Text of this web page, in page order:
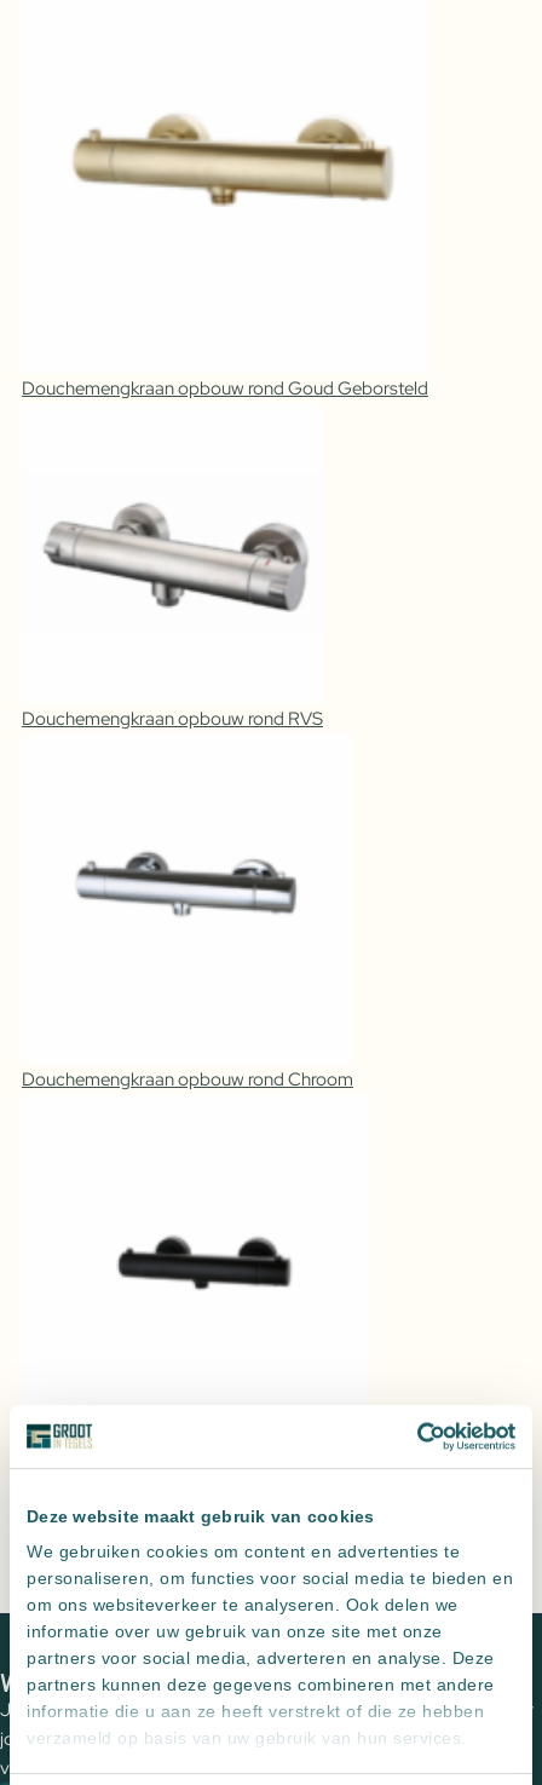
Deze website maakt gebruik van cookies
We gebruiken cookies om content en advertenties te
personaliseren, om functies voor social media te bieden en
om ons websiteverkeer te analyseren. Ook delen we
informatie over uw gebruik van onze site met onze
partners voor social media, adverteren en analyse. Deze
partners kunnen deze gegevens combineren met andere
informatie die u aan ze heeft verstrekt of die ze hebben
verzameld op basis van uw gebruik van hun services.
Douchemengkraan opbouw rond Goud Geborsteld
Douchemengkraan opbouw rond RVS
Douchemengkraan opbouw rond Chroom
Douchemengkraan opbouw rond Mat Zwart
Douchemengkraan
rond
Goud
Geborsteld
aantal
Leveren meerdere landen maar
alleen ophalen in NL
Altijdzeer scherp
geprijsd
Persoonlijk advies, een offerte op maat
Home
Producten
Douchemengkraan opbouw rond Goud
Geborsteld
We zien je graag in een van onze showrooms
Jouw wensen op papier zetten en de perfecte tegels uitzoeken voor
jouw (buiten)ruimte? Plan een vrijblijvende kennismaking met een
van onze adviseurs om de mogelijkheden te bespreken.